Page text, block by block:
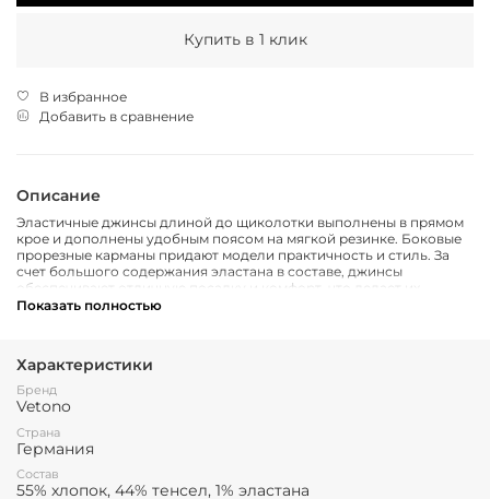
Купить в 1 клик
В избранное
Добавить в сравнение
Описание
Эластичные джинсы длиной до щиколотки выполнены в прямом
крое и дополнены удобным поясом на мягкой резинке. Боковые
прорезные карманы придают модели практичность и стиль. За
счет большого содержания эластана в составе, джинсы
обеспечивают отличную посадку и комфорт, что делает их
идеальным выбором для повседневных образов.
Показать полностью
Характеристики
Бренд
Vetono
Страна
Германия
Состав
55% хлопок, 44% тенсел, 1% эластана